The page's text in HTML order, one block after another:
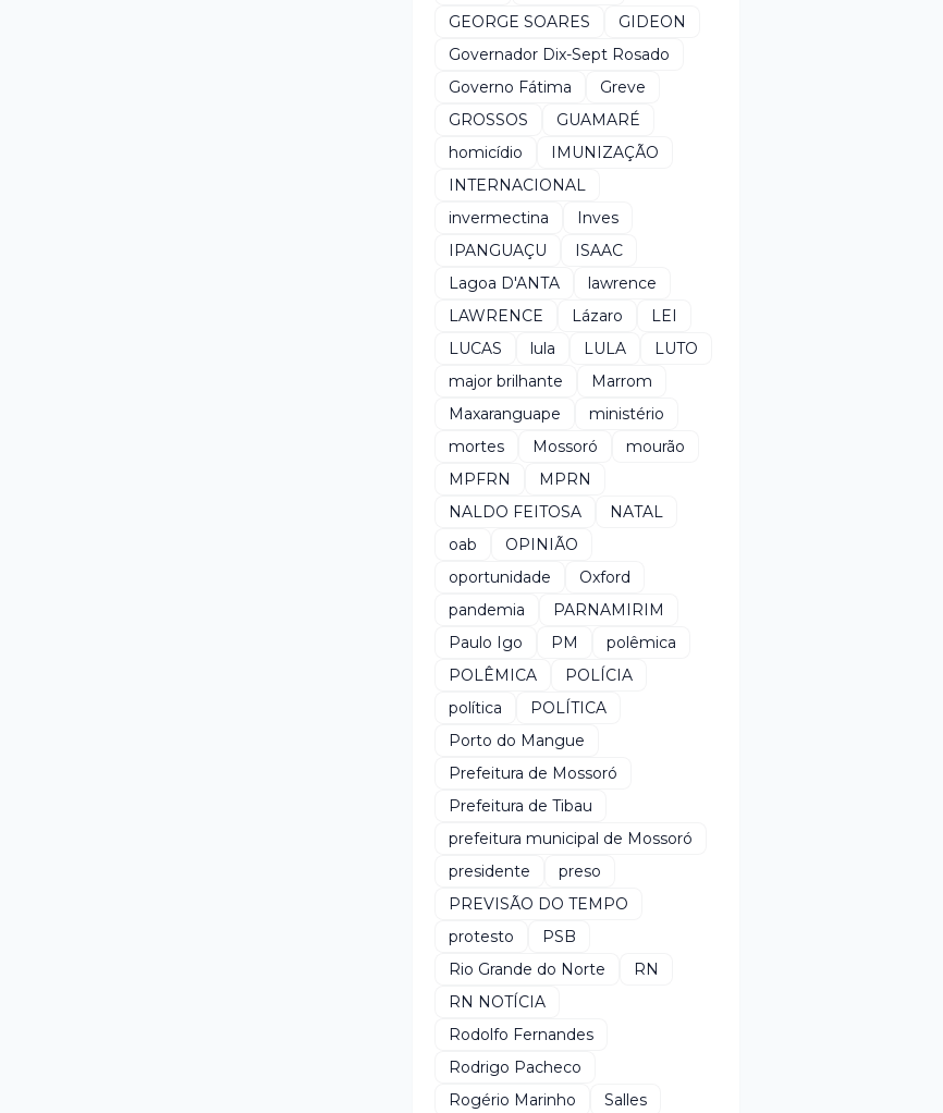
GEORGE SOARES
GIDEON
Governador Dix-Sept Rosado
Governo Fátima
Greve
GROSSOS
GUAMARÉ
homicídio
IMUNIZAÇÃO
INTERNACIONAL
invermectina
Inves
IPANGUAÇU
ISAAC
Lagoa D'ANTA
lawrence
LAWRENCE
Lázaro
LEI
LUCAS
lula LULA
LUTO
major brilhante
Marrom
Maxaranguape
ministério
mortes
Mossoró
mourão
MPFRN
MPRN
NALDO FEITOSA
NATAL
oab
OPINIÃO
oportunidade
Oxford
pandemia
PARNAMIRIM
Paulo Igo
PM
polêmica
POLÊMICA
POLÍCIA
política
POLÍTICA
Porto do Mangue
Prefeitura de Mossoró
Prefeitura de Tibau
prefeitura municipal de Mossoró
presidente
preso
PREVISÃO DO TEMPO
protesto
PSB
Rio Grande do Norte
RN
RN NOTÍCIA
Rodolfo Fernandes
Rodrigo Pacheco
Rogério Marinho
Salles